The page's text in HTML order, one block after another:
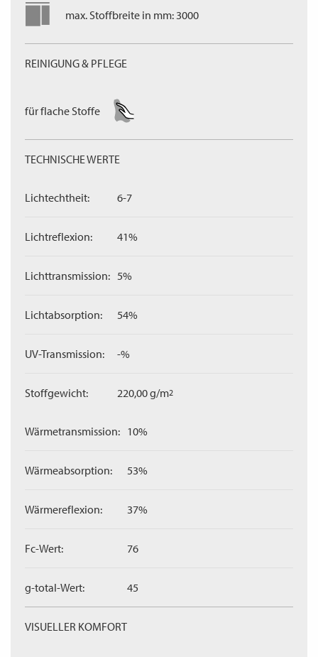
max. Stoffbreite in mm: 3000
REINIGUNG & PFLEGE
für flache Stoffe
TECHNISCHE WERTE
Lichtechtheit: 6-7
Lichtreflexion: 41%
Lichttransmission: 5%
Lichtabsorption: 54%
UV-Transmission: -%
Stoffgewicht: 220,00 g/m2
Wärmetransmission: 10%
Wärmeabsorption: 53%
Wärmereflexion: 37%
Fc-Wert: 76
g-total-Wert: 45
VISUELLER KOMFORT